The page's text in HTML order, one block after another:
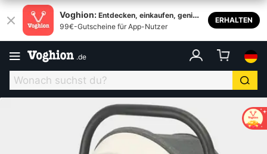
Voghion: Entdecken, einkaufen, genieß
en
99€-Gutscheine für App-Nutzer
ERHALTEN
.de